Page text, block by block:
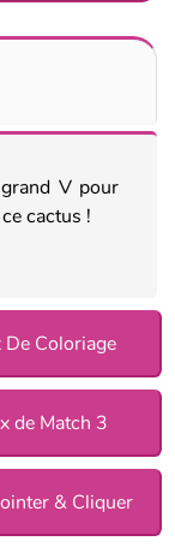
V pour
cactus !
De Coloriage
de Match 3
& Cliquer